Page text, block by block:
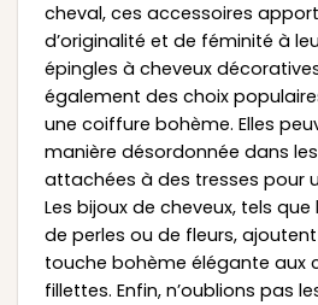
cheval, ces accessoires
d’originalité et de féminité à
épingles à cheveux
également des choix
une coiffure bohème. Elles
manière désordonnée dans
attachées à des tresses pour
Les bijoux de cheveux, tels
de perles ou de fleurs,
touche bohème élégante aux
fillettes. Enfin, n’oublions pas